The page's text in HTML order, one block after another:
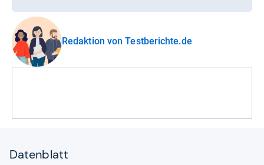
Redaktion von Testberichte.de
Datenblatt